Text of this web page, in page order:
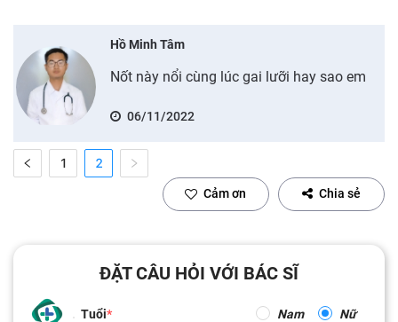
Hồ Minh Tâm
Nốt này nổi cùng lúc gai lưỡi hay sao em
06/11/2022
1 2
Cảm ơn Chia sẻ
ĐẶT CÂU HỎI VỚI BÁC SĨ
Tuổi Nam Nữ